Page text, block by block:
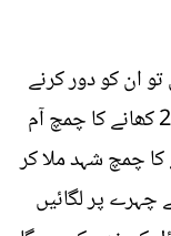
ان کو دور کرنے
کے لئے آم سے بہتر کچھ نہیں، اس کے لئے 2 کھانے کا چمچ آم
کا چمچ دہی اور 2 چائے کا چمچ شہد ملا کر
پر لگائیں